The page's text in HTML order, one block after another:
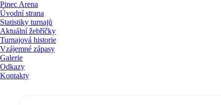
Pinec Arena
Úvodní strana
Statistiky turnajů
Aktuální žebříčky
Turnajová historie
Vzájemné zápasy
Galerie
Odkazy
Kontakty